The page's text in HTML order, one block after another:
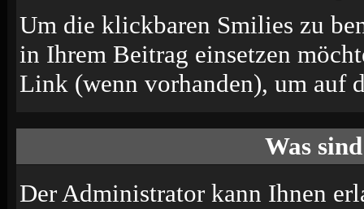
Um die klickbaren Smilies zu
in Ihrem Beitrag einsetzen
Link (wenn vorhanden), um auf
Was
Der Administrator kann Ihnen